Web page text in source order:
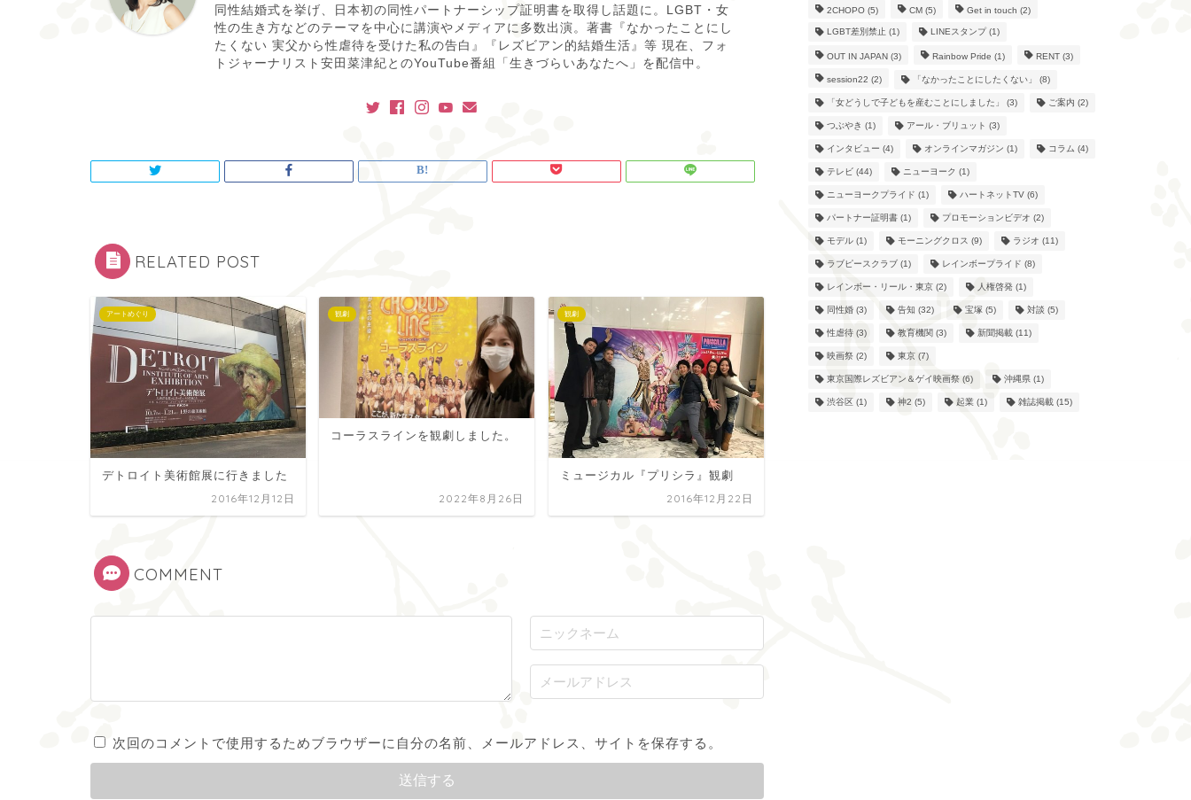
同性結婚式を挙げ、日本初の同性パートナーシップ証明書を取得し話題に。LGBT・女
性の生き方などのテーマを中心に講演やメディアに多数出演。著書『なかったことにし
たくない 実父から性虐待を受けた私の告白』『レズビアン的結婚生活』等 現在、フォ
トジャーナリスト安田菜津紀とのYouTube番組「生きづらいあなたへ」を配信中。
RELATED POST
アートめぐり
デトロイト美術館展に行きました
2016年12月12日
観劇
コーラスラインを観劇しました。
2022年8月26日
観劇
ミュージカル『プリシラ』観劇
2016年12月22日
COMMENT
次回のコメントで使用するためブラウザーに自分の名前、メールアドレス、サイトを保存する。
2CHOPO(5) CM(5) Get in touch (2)
LGBT差別禁止 (1) LINEスタンプ(1)
OUT IN JAPAN(3) Rainbow Pride (1) RENT(3)
session22 (2) 「なかったことにしたくない」 (8)
「女どうしで子どもを産むことにしました」 (3) ご案内 (2)
つぶやき (1) アール・ブリュット (3)
インタビュー (4) オンラインマガジン (1) コラム (4)
テレビ(44) ニューヨーク (1)
ニューヨークプライド (1) ハートネットTV(6)
パートナー証明書(1) プロモーションビデオ (2)
モデル(1) モーニングクロス (9) ラジオ (11)
ラブピースクラブ(1) レインボープライド (8)
レインボー・リール・東京(2) 人権啓発(1)
同性婚(3) 告知 (32) 宝塚 (5) 対談 (5)
性虐待(3) 教育機関 (3) 新聞掲載(11)
映画祭(2) 東京(7)
東京国際レズビアン＆ゲイ映画祭(6) 沖縄県(1)
渋谷区(1) 神2 (5) 起業 (1) 雑誌掲載(15)